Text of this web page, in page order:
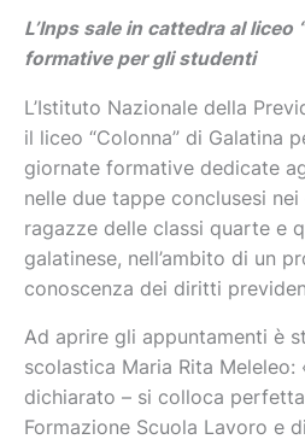
L’Inps sale in cattedra al liceo
formative per gli studenti
L’Istituto Nazionale della
il liceo “Colonna” di Galatina
giornate formative dedicate
nelle due tappe conclusesi
ragazze delle classi quarte e
galatinese, nell’ambito di un
conoscenza dei diritti
Ad aprire gli appuntamenti è
scolastica Maria Rita Meleleo:
dichiarato – si colloca
Formazione Scuola Lavoro e